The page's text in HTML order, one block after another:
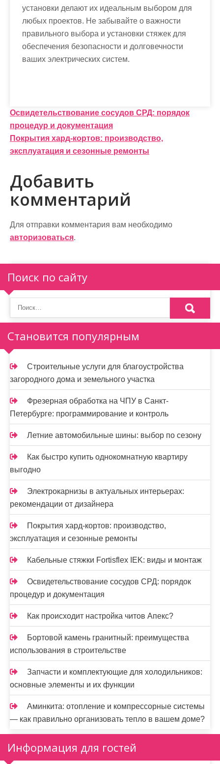
установки делают их идеальным выбором для
любых проектов. Не забывайте о важности
правильного выбора и установки стяжек для
обеспечения безопасности и долговечности
ваших электрических систем.
Н
а
в
и
г
а
ц
и
я
п
о
з
а
п
и
с
я
м
Освидетельствование сосудов СРД: порядок
процедур и документация
Покрытия хард-кортов: производство,
эксплуатация и сезонные ремонты
Добавить
комментарий
Для отправки комментария вам необходимо
авторизоваться.
Поиск по сайту
Становится популярным
Строительные услуги для благоустройства
загородного дома и земельного участка
Фрезерная обработка на ЧПУ в Санкт-
Петербурге: программирование и контроль
Летние автомобильные шины: выбор по сезону
Как быстро купить однокомнатную квартиру
выгодно
Электрокарнизы в актуальных интерьерах:
рекомендации от дизайнера
Покрытия хард-кортов: производство,
эксплуатация и сезонные ремонты
Кабельные стяжки Fortisflex IEK: виды и монтаж
Освидетельствование сосудов СРД: порядок
процедур и документация
Как происходит настройка читов Апекс?
Бортовой камень гранитный: преимущества
использования в строительстве
Запчасти и комплектующие для холодильников:
основные элементы и их функции
Аминкита: отопление и компрессорные системы
— как правильно организовать тепло в вашем доме?
Информация для гостей